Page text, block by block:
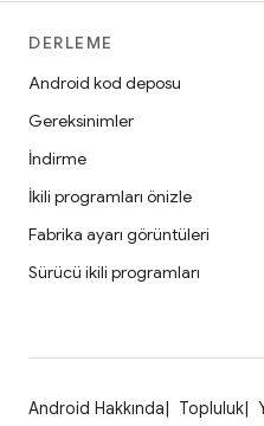
DERLEME
Android kod deposu
Gereksinimler
İndirme
İkili programları önizle
Fabrika ayarı görüntüleri
Sürücü ikili programları
Android Hakkında Topluluk